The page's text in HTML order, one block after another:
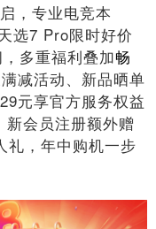
，专业电竞本
选7 Pro限时好价
多重福利叠加畅
减活动、新品晒单
元享官方服务权益
会员注册额外赠
礼，年中购机一步